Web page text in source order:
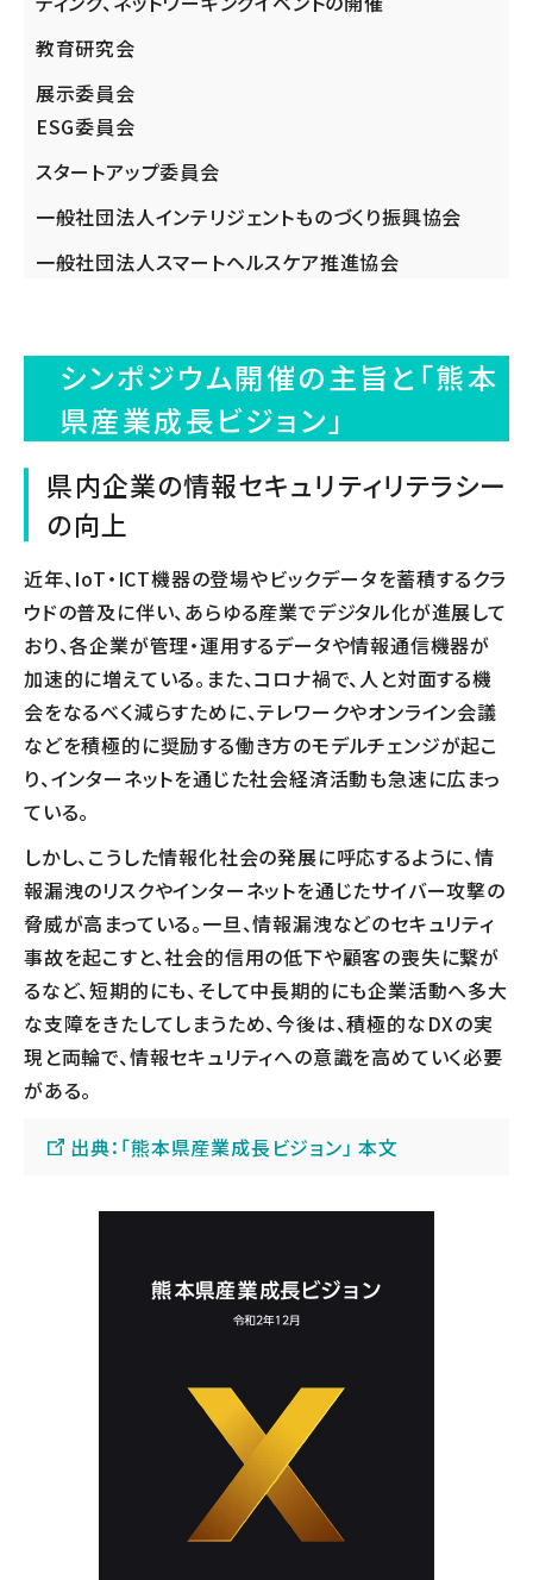
教育研究会
展示委員会
ESG委員会
スタートアップ委員会
一般社団法人インテリジェントものづくり振興協会
一般社団法人スマートヘルスケア推進協会
シンポジウム開催の主旨と「熊本
県産業成⾧ビジョン」
県内企業の情報セキュリティリテラシー
の向上
近年、IoT・ICT機器の登場やビックデータを蓄積するクラ
ウドの普及に伴い、あらゆる産業でデジタル化が進展して
おり、各企業が管理・運用するデータや情報通信機器が
加速的に増えている。また、コロナ禍で、人と対面する機
会をなるべく減らすために、テレワークやオンライン会議
などを積極的に奨励する働き方のモデルチェンジが起こ
り、インターネットを通じた社会経済活動も急速に広まっ
ている。
しかし、こうした情報化社会の発展に呼応するように、情
報漏洩のリスクやインターネットを通じたサイバー攻撃の
脅威が高まっている。一旦、情報漏洩などのセキュリティ
事故を起こすと、社会的信用の低下や顧客の喪失に繋が
るなど、短期的にも、そして中長期的にも企業活動へ多大
な支障をきたしてしまうため、今後は、積極的なDXの実
現と両輪で、情報セキュリティへの意識を高めていく必要
がある。
出典：「熊本県産業成⾧ビジョン」 本文